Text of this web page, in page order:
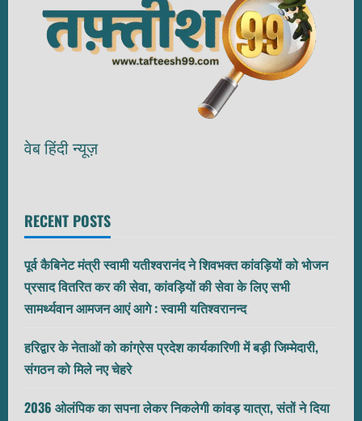
वेब हिंदी न्यूज़
RECENT POSTS
पूर्व कैबिनेट मंत्री स्वामी यतीश्वरानंद ने शिवभक्त कांवड़ियों को भोजन
प्रसाद वितरित कर की सेवा, कांवड़ियों की सेवा के लिए सभी
सामर्थ्यवान आमजन आएं आगे : स्वामी यतिश्वरानन्द
हरिद्वार के नेताओं को कांग्रेस प्रदेश कार्यकारिणी में बड़ी जिम्मेदारी,
संगठन को मिले नए चेहरे
2036 ओलंपिक का सपना लेकर निकलेगी कांवड़ यात्रा, संतों ने दिया